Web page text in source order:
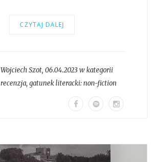
CZYTAJ DALEJ
Wojciech Szot, 06.04.2023 w kategorii
recenzja, gatunek literacki:non-fiction